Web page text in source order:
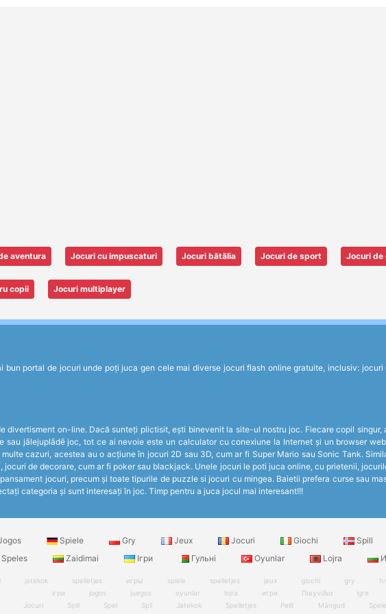
aventura Jocuri cu impuscaturi Jocuri bătălia Jocuri de sport Jocuri de
copii Jocuri multiplayer
bun portal de jocuri unde poți juca gen cele mai diverse jocuri flash online gratuite, inclusiv:
divertisment on-line. Dacă sunteți plictisit, ești binevenit la site-ul nostru joc. Fiecare copil
sau jālejuplādē joc, tot ce ai nevoie este un calculator cu conexiune la Internet și un browser
cazuri, acestea au o acțiune în jocuri 2D sau 3D, cum ar fi Super Mario sau Sonic Tank.
de decorare, cum ar fi poker sau blackjack. Unele jocuri le poti juca online, cu prietenii,
jocuri, precum și toate tipurile de puzzle si jocuri cu mingea. Baietii prefera curse sau
categoria și sunt interesați în joc. Timp pentru a juca jocul mai interesant!!!
Spiele Gry Jeux Jocuri Giochi Spill
Zaidimai Ігри Гульні Oyunlar Lojra
jatekok spelletjes игры spiele spelletjes jeux giochi gry
ігри
jogos juegos oyunlar lojra игри Παιχνίδια igre
Jocuri Spill Spel Spil Jatekok Spelletjes Pelit Mängud